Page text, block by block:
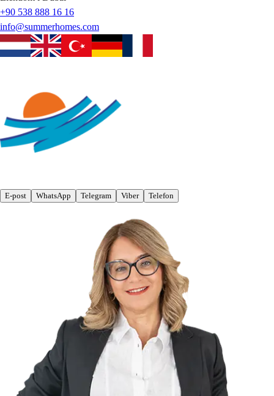
+90 538 888 16 16
info@summerhomes.com
E-post WhatsApp Telegram Viber Telefon